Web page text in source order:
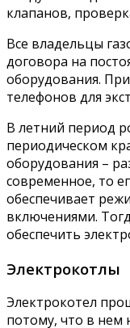
клапанов,
Все владельцы
договора на
оборудования.
телефонов для
В летний период
периодическом
оборудования –
современное, то
обеспечивает
включениями.
обеспечить
Электрокотлы
Электрокотел
потому, что в нем